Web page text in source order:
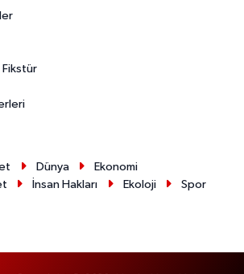
Fikstür
Dünya
Ekonomi
İnsan Hakları Ekoloji
Spor